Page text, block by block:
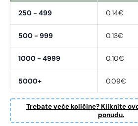
250 - 499 0.14€
500 - 999 0.13€
1000 - 4999 0.10€
5000+ 0.09€
Trebate veće količine? Kliknite
ponudu.